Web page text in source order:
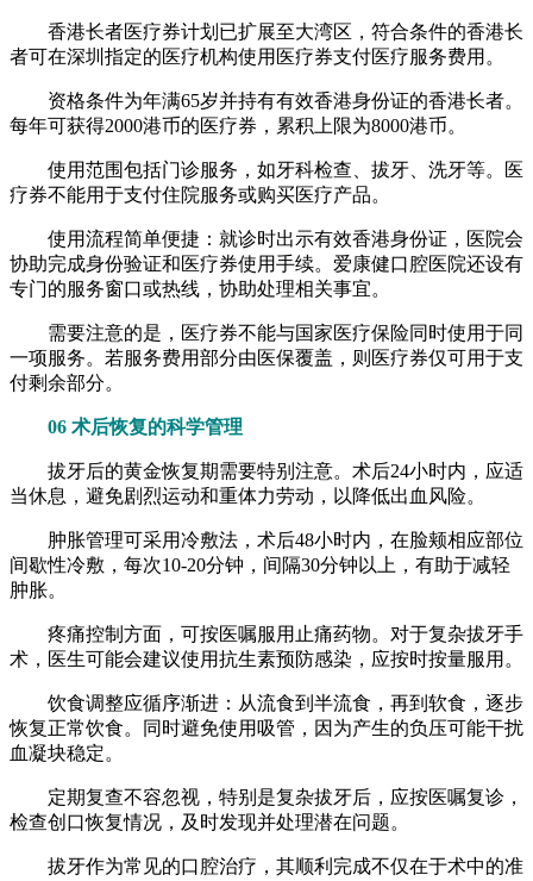
香港长者医疗券计划已扩展至大湾区，符合条件的香港长
者可在深圳指定的医疗机构使用医疗券支付医疗服务费用。
资格条件为年满65岁并持有有效香港身份证的香港长者。
每年可获得2000港币的医疗券，累积上限为8000港币。
使用范围包括门诊服务，如牙科检查、拔牙、洗牙等。医
疗券不能用于支付住院服务或购买医疗产品。
使用流程简单便捷：就诊时出示有效香港身份证，医院会
协助完成身份验证和医疗券使用手续。爱康健口腔医院还设有
专门的服务窗口或热线，协助处理相关事宜。
需要注意的是，医疗券不能与国家医疗保险同时使用于同
一项服务。若服务费用部分由医保覆盖，则医疗券仅可用于支
付剩余部分。
06 术后恢复的科学管理
拔牙后的黄金恢复期需要特别注意。术后24小时内，应适
当休息，避免剧烈运动和重体力劳动，以降低出血风险。
肿胀管理可采用冷敷法，术后48小时内，在脸颊相应部位
间歇性冷敷，每次10-20分钟，间隔30分钟以上，有助于减轻
肿胀。
疼痛控制方面，可按医嘱服用止痛药物。对于复杂拔牙手
术，医生可能会建议使用抗生素预防感染，应按时按量服用。
饮食调整应循序渐进：从流食到半流食，再到软食，逐步
恢复正常饮食。同时避免使用吸管，因为产生的负压可能干扰
血凝块稳定。
定期复查不容忽视，特别是复杂拔牙后，应按医嘱复诊，
检查创口恢复情况，及时发现并处理潜在问题。
拔牙作为常见的口腔治疗，其顺利完成不仅在于术中的准